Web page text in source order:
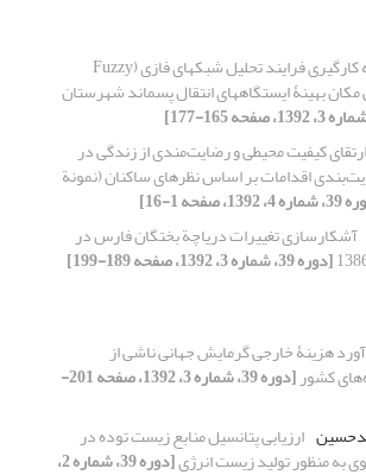
به کارگیری فرایند تحلیل شبکه‎ای فازی (Fuzzy
ANP) در شناسایی مکان بهینۀ ایستگاه‎های انتقال پسماند شهرستان
ارتقای کیفیت محیطی و رضایت‌مندی از زندگی در
اقدامات بر اساس نظرهای ساکنان (نمونة
صفحه 1-16]
آشکارسازی تغییرات دریاچة بختگان فارس در
[دوره 39، شماره 3، 1392، صفحه 189-199]
هزینۀ خارجی گرمایش جهانی ناشی از
کشور [دوره 39، شماره 3، 1392، صفحه 201-
ارزیابی پتانسیل منابع زیست توده در
به منظور تولید زیست انرژی [دوره 39، شماره 2،